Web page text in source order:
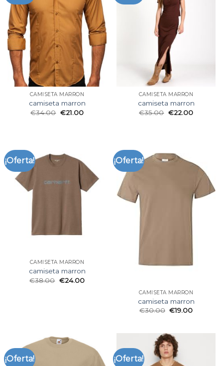
CAMISETA MARRON
camiseta marron
€34.00 €21.00
CAMISETA MARRON
camiseta marron
€35.00 €22.00
¡Oferta!
CAMISETA MARRON
camiseta marron
€38.00 €24.00
¡Oferta!
CAMISETA MARRON
camiseta marron
€30.00 €19.00
¡Oferta! ¡Oferta!